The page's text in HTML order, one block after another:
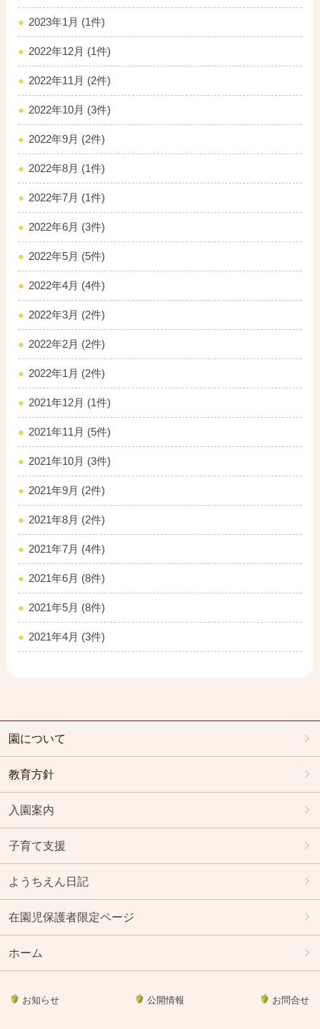
2023年1月 (1件)
2022年12月 (1件)
2022年11月 (2件)
2022年10月 (3件)
2022年9月 (2件)
2022年8月 (1件)
2022年7月 (1件)
2022年6月 (3件)
2022年5月 (5件)
2022年4月 (4件)
2022年3月 (2件)
2022年2月 (2件)
2022年1月 (2件)
2021年12月 (1件)
2021年11月 (5件)
2021年10月 (3件)
2021年9月 (2件)
2021年8月 (2件)
2021年7月 (4件)
2021年6月 (8件)
2021年5月 (8件)
2021年4月 (3件)
園について
教育方針
入園案内
子育て支援
ようちえん日記
在園児保護者限定ページ
ホーム
お知らせ 公開情報 お問合せ